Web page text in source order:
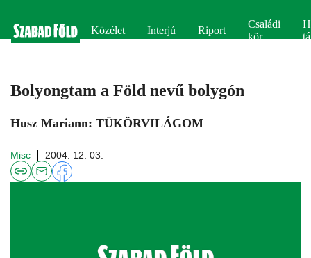
Közélet Interjú Riport
Családi
kör
Bolyongtam a Föld nevű bolygón
Husz Mariann: TÜKÖRVILÁGOM
Misc 2004. 12. 03.